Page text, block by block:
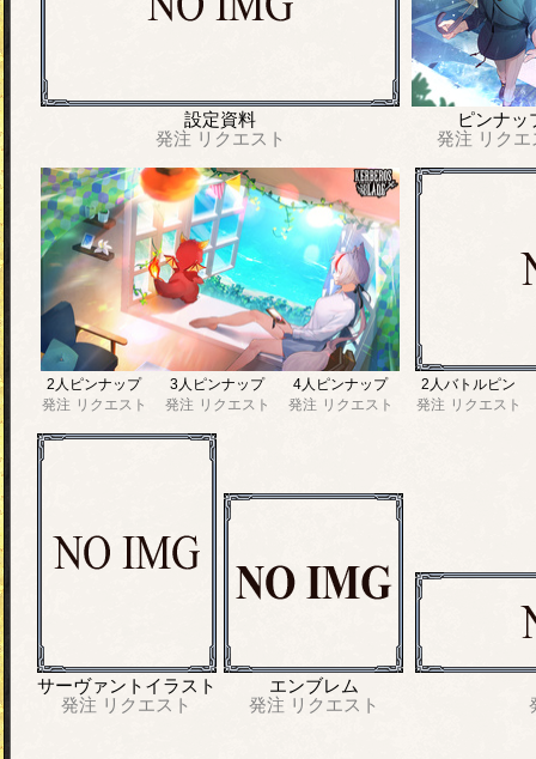
設定資料
発注 リクエスト
ピンナッ
発注 リク
2人ピンナップ
発注 リクエスト
3人ピンナップ
発注 リクエスト
4人ピンナップ
発注 リクエスト
2人バトルピン
発注 リクエスト
サーヴァントイラスト
発注 リクエスト
エンブレム
発注 リクエスト